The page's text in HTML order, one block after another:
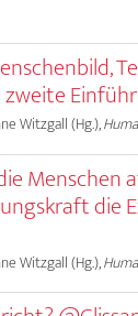
Witzgall (Hg.),
Menschen
die
Witzgall (Hg.),